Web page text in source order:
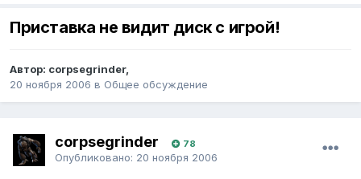
Приставка не видит диск с игрой!
Автор: corpsegrinder,
20 ноября 2006 в Общее обсуждение
corpsegrinder 78
Опубликовано: 20 ноября 2006